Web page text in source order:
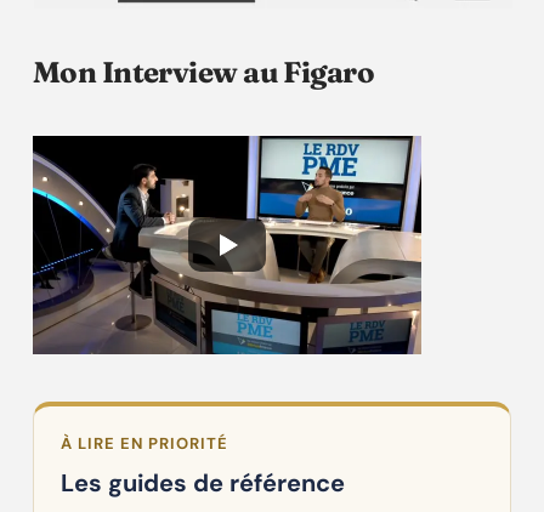
Mon Interview au Figaro
À LIRE EN PRIORITÉ
Les guides de référence